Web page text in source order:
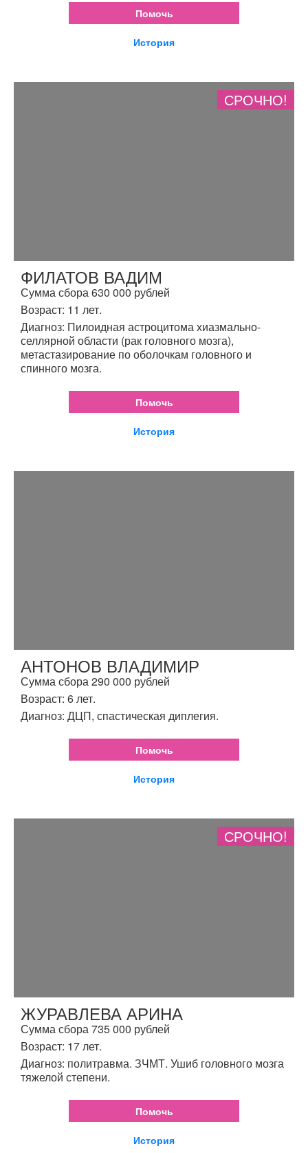
Помочь
История
СРОЧНО!
ФИЛАТОВ ВАДИМ
Сумма сбора 630 000 рублей
Возраст: 11 лет.
Диагноз: Пилоидная астроцитома хиазмально-
селлярной области (рак головного мозга),
метастазирование по оболочкам головного и
спинного мозга.
Помочь
История
АНТОНОВ ВЛАДИМИР
Сумма сбора 290 000 рублей
Возраст: 6 лет.
Диагноз: ДЦП, спастическая диплегия.
Помочь
История
СРОЧНО!
ЖУРАВЛЕВА АРИНА
Сумма сбора 735 000 рублей
Возраст: 17 лет.
Диагноз: политравма. ЗЧМТ. Ушиб головного мозга
тяжелой степени.
Помочь
История